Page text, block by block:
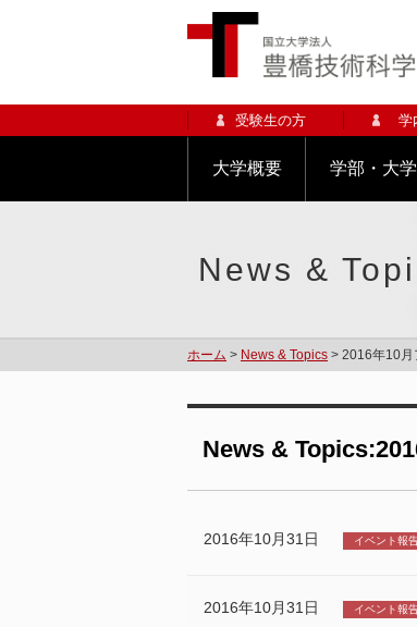
受験生の方 学
大学概要 学部・大
News &
ホーム > News & Topics > 2016年10月
News &
2016年10月31日 イベント報
2016年10月31日 イベント報